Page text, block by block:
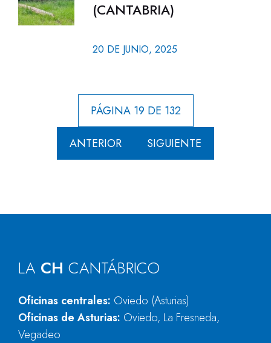
(CANTABRIA)
20 DE JUNIO, 2025
PÁGINA 19 DE 132
ANTERIOR SIGUIENTE
LA CH CANTÁBRICO
Oficinas centrales: Oviedo (Asturias)
Oficinas de Asturias: Oviedo, La Fresneda,
Vegadeo